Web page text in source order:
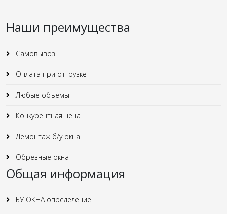
Наши преимущества
Самовывоз
Оплата при отгрузке
Любые объемы
Конкурентная цена
Демонтаж б/у окна
Обрезные окна
Общая информация
БУ ОКНА определение